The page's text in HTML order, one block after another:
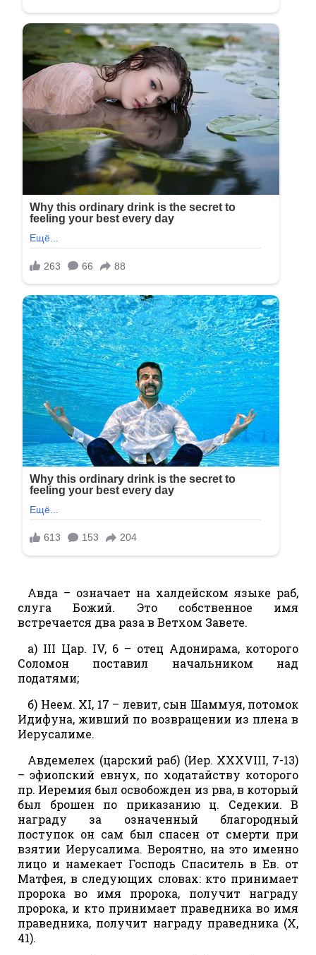
Авда – означает на халдейском языке раб,
слуга Божий. Это собственное имя
встречается два раза в Ветхом Завете.
а) III Цар. IV, 6 – отец Адонирама, которого
Соломон поставил начальником над
податями;
б) Неем. XI, 17 – левит, сын Шаммуя, потомок
Идифуна, живший по возвращении из плена в
Иерусалиме.
Авдемелех (царский раб) (Иер. XXXVIII, 7-13)
– эфиопский евнух, по ходатайству которого
пр. Иеремия был освобожден из рва, в который
был брошен по приказанию ц. Седекии. В
награду за означенный благородный
поступок он сам был спасен от смерти при
взятии Иерусалима. Вероятно, на это именно
лицо и намекает Господь Спаситель в Ев. от
Матфея, в следующих словах: кто принимает
пророка во имя пророка, получит награду
пророка, и кто принимает праведника во имя
праведника, получит награду праведника (X,
41).